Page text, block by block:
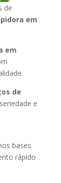
de
em
em
de
e
bases
rápido